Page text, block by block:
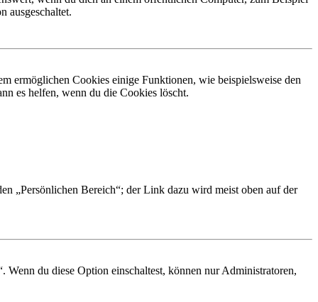
ausgeschaltet.
ermöglichen Cookies einige Funktionen, wie beispielsweise den
es helfen, wenn du die Cookies löscht.
„Persönlichen Bereich“; der Link dazu wird meist oben auf der
du diese Option einschaltest, können nur Administratoren,